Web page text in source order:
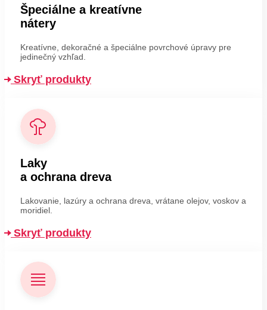
Špeciálne a kreatívne
nátery
Kreatívne, dekoračné a špeciálne povrchové úpravy pre
jedinečný vzhľad.
Skryť produkty
Laky
a ochrana dreva
Lakovanie, lazúry a ochrana dreva, vrátane olejov, voskov a
moridiel.
Skryť produkty